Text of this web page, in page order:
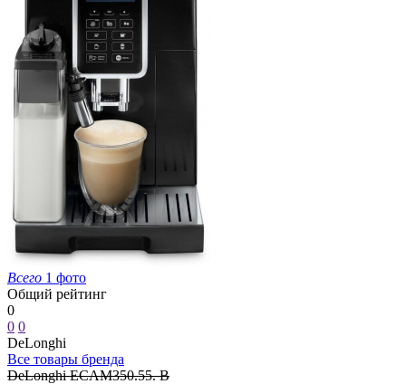
Всего 1 фото
Общий рейтинг
0
0 0
DeLonghi
Все товары бренда
DeLonghi ECAM350.55. B